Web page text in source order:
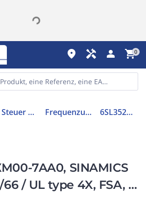
place handyman person shopping_cart0
Steuer & Regelgeräte Frequenzumrichter =< 1 kV 6SL35203XM007AA0
7AA0, SINAMICS
66 / UL type 4X, FSA, 3